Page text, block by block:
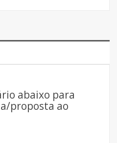
abaixo para
proposta ao